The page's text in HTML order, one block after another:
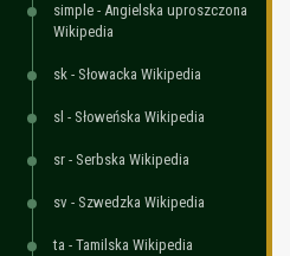
simple - Angielska uproszczona
Wikipedia
sk - Słowacka Wikipedia
sl - Słoweńska Wikipedia
sr - Serbska Wikipedia
sv - Szwedzka Wikipedia
ta - Tamilska Wikipedia